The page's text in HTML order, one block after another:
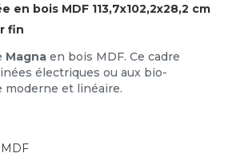
en bois MDF 113,7x102,2x28,2 cm
fin
Magna en bois MDF. Ce cadre
électriques ou aux bio-
moderne et linéaire.